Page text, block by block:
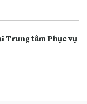
Trung tâm Phục vụ